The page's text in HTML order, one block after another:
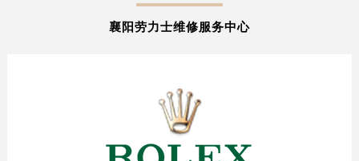
襄阳劳力士维修服务中心